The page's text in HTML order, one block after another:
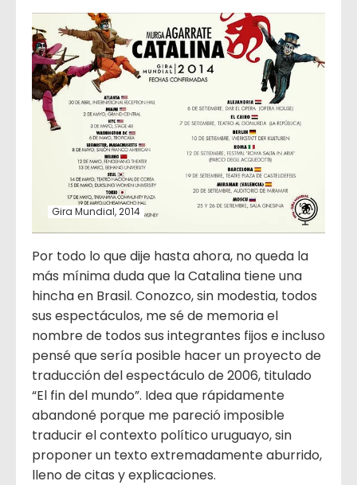
Gira Mundial, 2014
Por todo lo que dije hasta ahora, no queda la
más mínima duda que la Catalina tiene una
hincha en Brasil. Conozco, sin modestia, todos
sus espectáculos, me sé de memoria el
nombre de todos sus integrantes fijos e incluso
pensé que sería posible hacer un proyecto de
traducción del espectáculo de 2006, titulado
“El fin del mundo”. Idea que rápidamente
abandoné porque me pareció imposible
traducir el contexto político uruguayo, sin
proponer un texto extremadamente aburrido,
lleno de citas y explicaciones.